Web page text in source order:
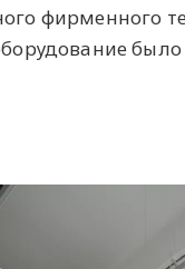
фирменного
было